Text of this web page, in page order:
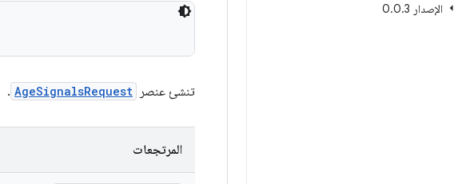
الإصدار 0
.0.3
تنشئ عنصر AgeSignalsRequest
.
المرتجعات